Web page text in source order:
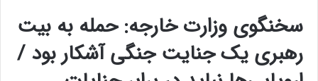
سخنگوی وزارت خارجه: حمله به بیت
رهبری یک جنایت جنگی آشکار بود /